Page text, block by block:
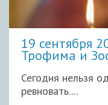
19 сентября
Трофима и
Сегодня нельзя
ревновать....